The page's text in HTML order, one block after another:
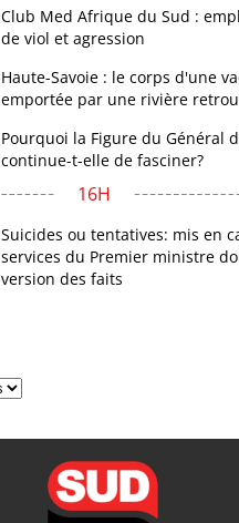
Club Med Afrique du Sud :
de viol et agression
Haute-Savoie : le corps d'une
emportée par une rivière
Pourquoi la Figure du Général
continue-t-elle de fasciner?
16H
Suicides ou tentatives: mis en
services du Premier ministre
version des faits